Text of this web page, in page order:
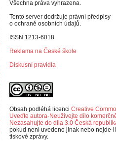
Všechna práva vyhrazena.
Tento server dodržuje právní předpisy
o ochraně osobních údajů.
ISSN 1213-6018
Reklama na České škole
Diskusní pravidla
Obsah podléhá licenci Creative
Uveďte autora-Neužívejte dílo
Nezasahujte do díla 3.0 Česká
pokud není uvedeno jinak nebo nejde-
tiskové zprávy.